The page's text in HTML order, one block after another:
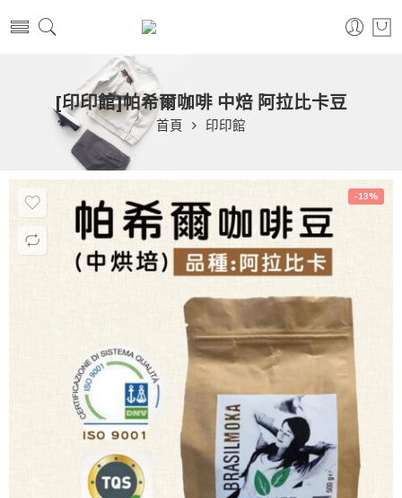
[印印館]帕希爾咖啡 中焙 阿拉比卡豆
首頁 印印館
-13%